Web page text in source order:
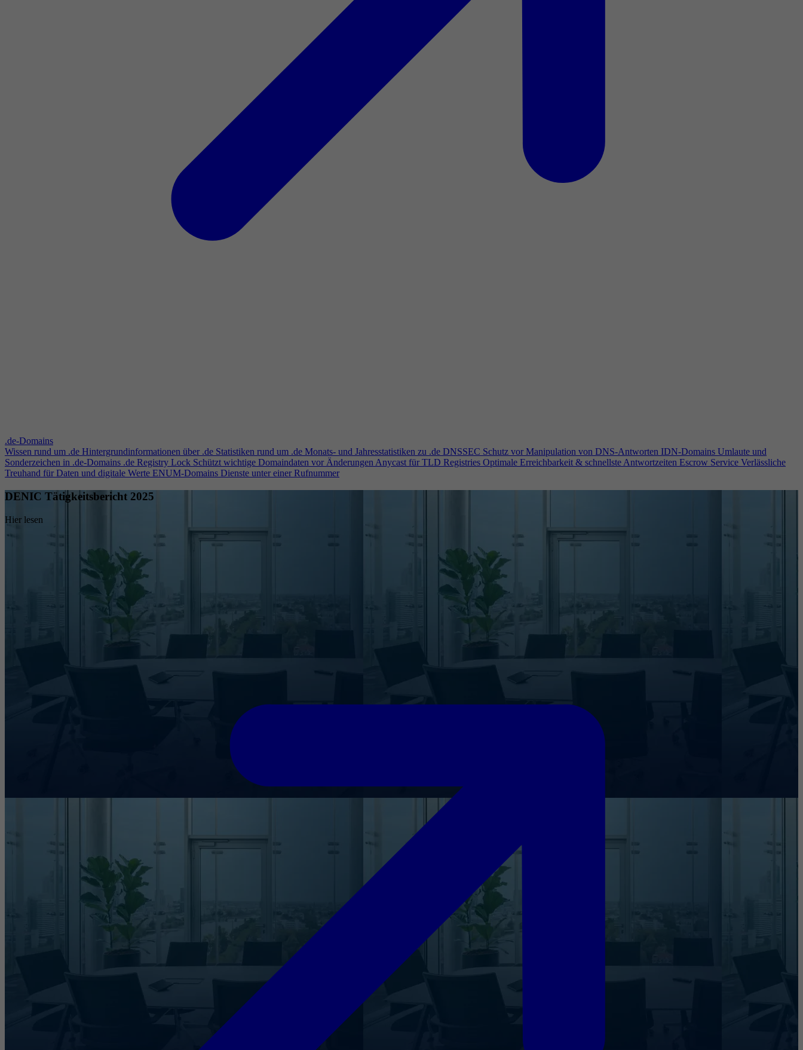
.de-Domains
Wissen rund um .de Hintergrundinformationen über .de Statistiken rund um .de Monats- und Jahresstatistiken zu .de DNSSEC Schutz vor Manipulation von DNS-Antworten IDN-Domains Umlaute und
Sonderzeichen in .de-Domains .de Registry Lock Schützt wichtige Domaindaten vor ÄnderungenAnycast für TLD Registries Optimale Erreichbarkeit & schnellste Antwortzeiten Escrow Service Verlässliche
Treuhand für Daten und digitale Werte ENUM-Domains Dienste unter einer Rufnummer
DENIC Tätigkeitsbericht 2025
Hier lesen